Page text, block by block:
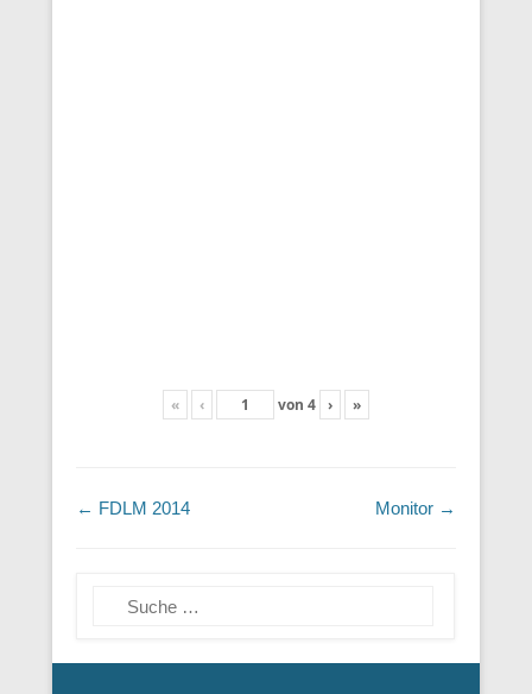
« ‹ von 4 › »
Beitragsnavigation
← FDLM 2014 Monitor →
Suchen